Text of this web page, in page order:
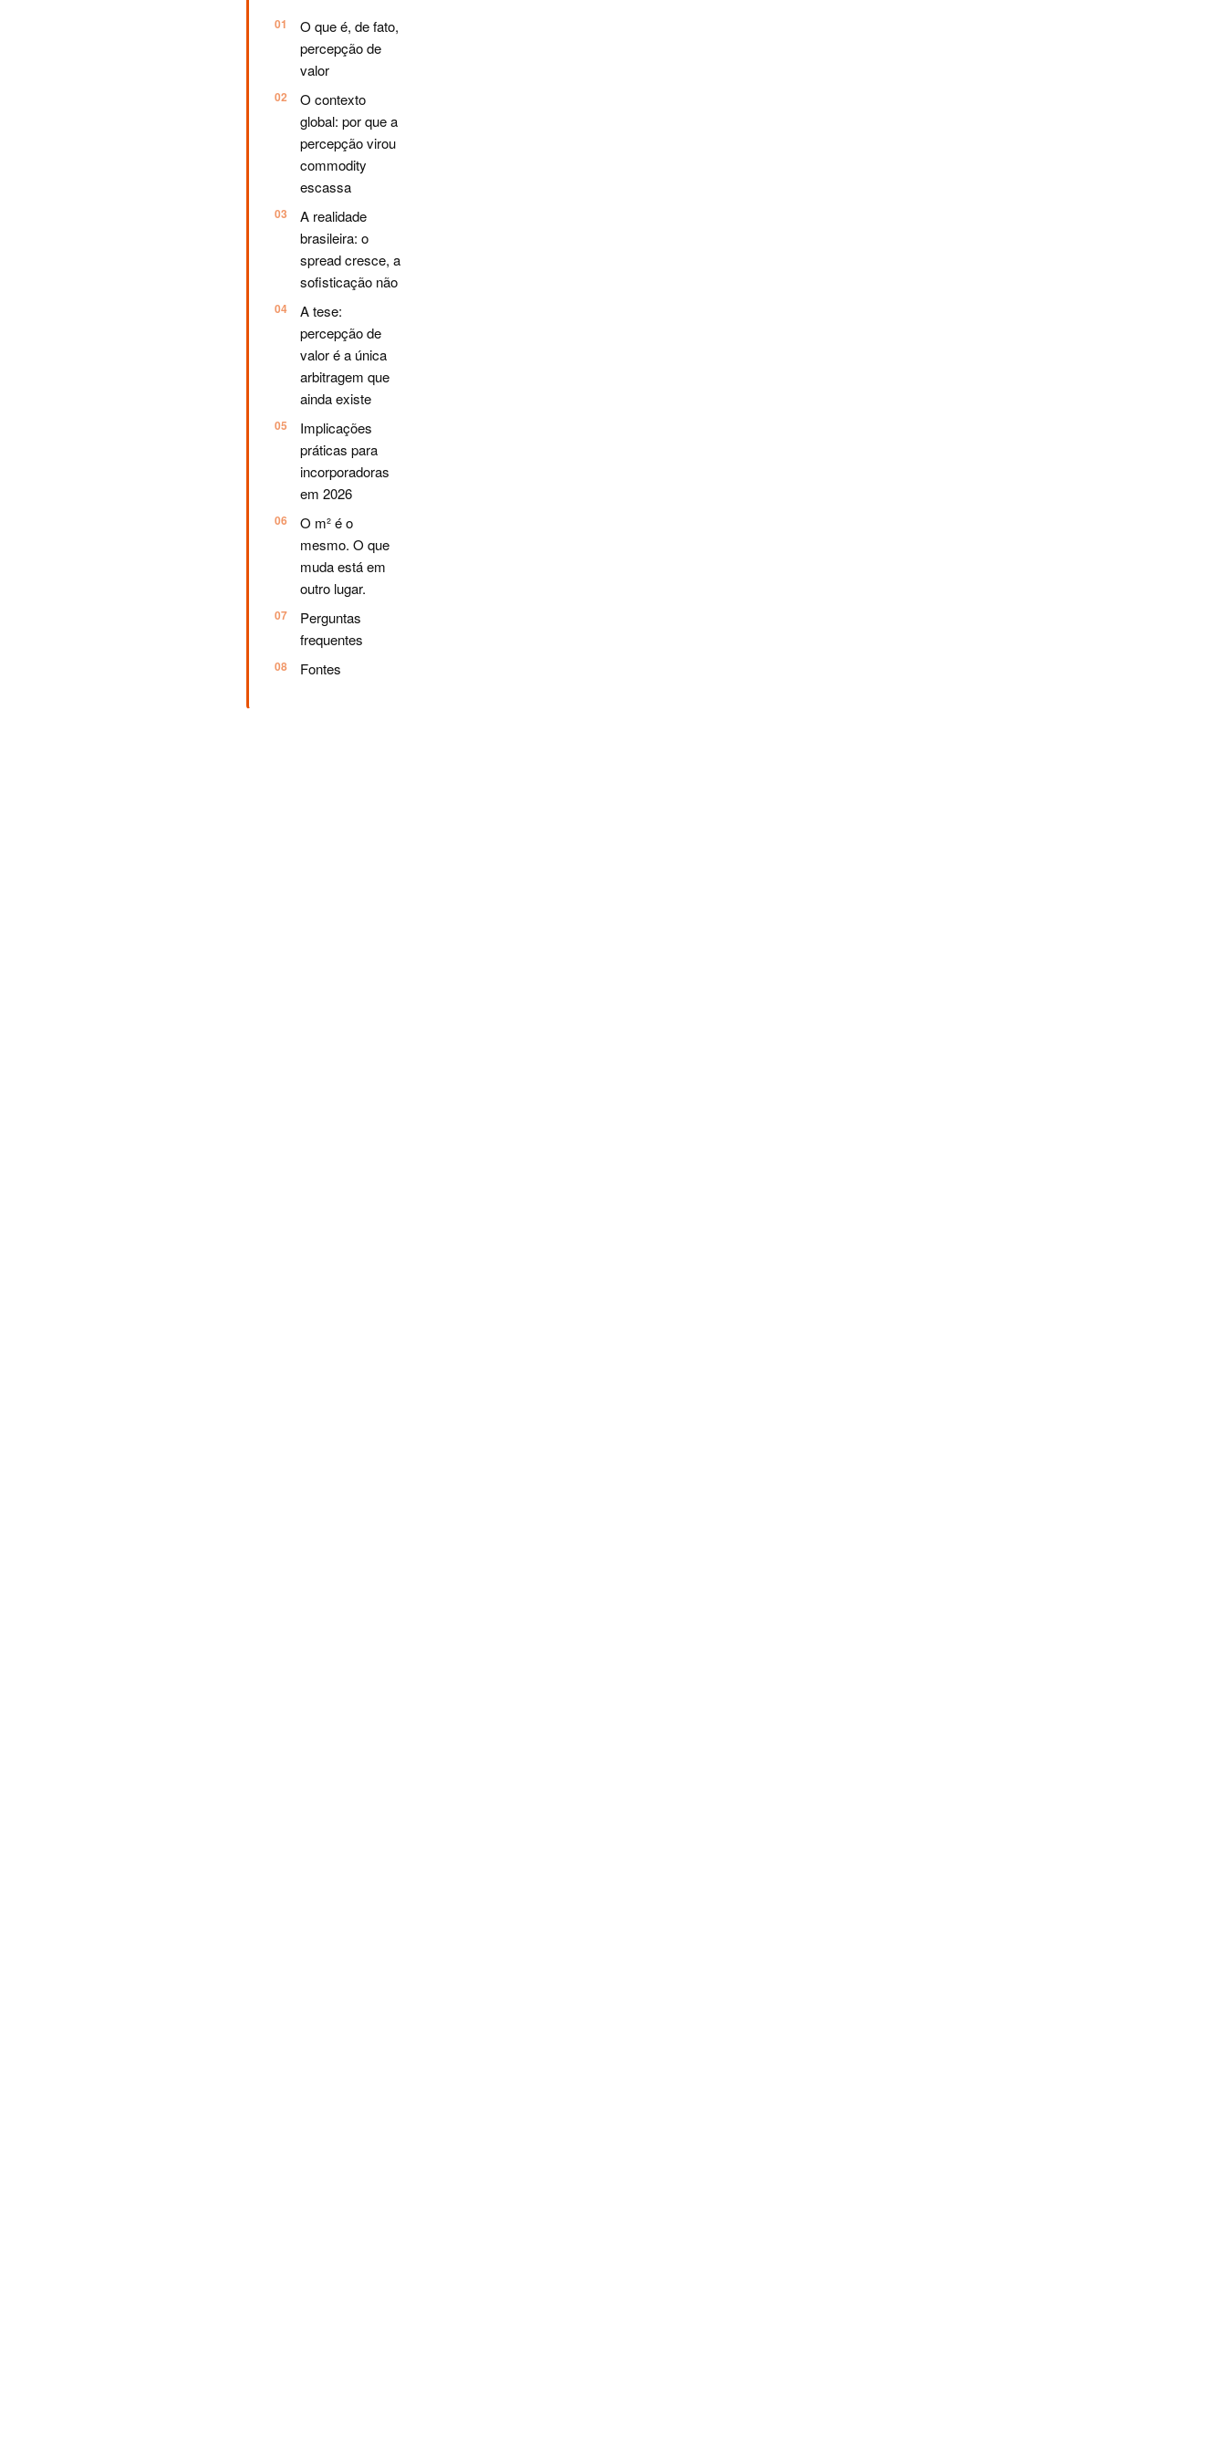
O que é, de fato,
percepção de
valor
O contexto
global: por que a
percepção virou
commodity
escassa
A realidade
brasileira: o
spread cresce, a
sofisticação não
A tese:
percepção de
valor é a única
arbitragem que
ainda existe
Implicações
práticas para
incorporadoras
em 2026
O m² é o
mesmo. O que
muda está em
outro lugar.
Perguntas
frequentes
Fontes